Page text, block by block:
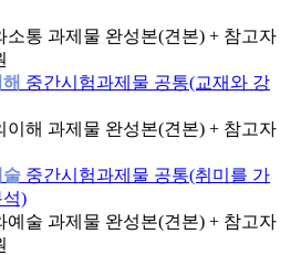
소통 과제물 완성본(견본) + 참고자
중간시험과제물 공통(교재와 강
이해 과제물 완성본(견본) + 참고자
술 중간시험과제물 공통(취미를 가
석)
예술 과제물 완성본(견본) + 참고자